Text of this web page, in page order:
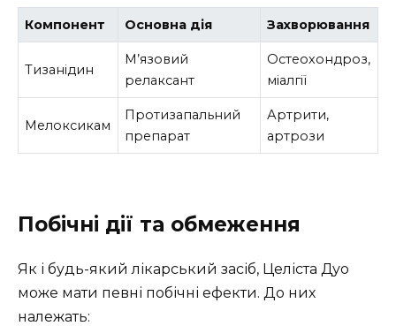
Компонент Основна дія Захворювання
Тизанідин
М’язовий
релаксант
Остеохондроз,
міалгії
Мелоксикам
Протизапальний
препарат
Артрити,
артрози
Побічні дії та обмеження
Як і будь-який лікарський засіб, Целіста Дуо
може мати певні побічні ефекти. До них
належать: